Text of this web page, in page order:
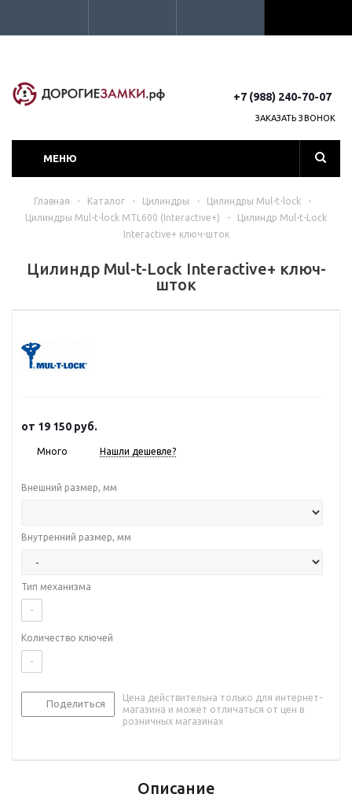
+7 (988) 240-70-07
ЗАКАЗАТЬ ЗВОНОК
МЕНЮ
Главная - Каталог - Цилиндры - Цилиндры Mul-t-lock
-
Цилиндры Mul-t-lock MTL600 (Interactive+)
-
Цилиндр Mul-t-Lock
Interactive+ ключ-шток
Цилиндр Mul-t-Lock Interactive+ ключ-
шток
от 19 150 руб.
Много Нашли дешевле?
Внешний размер, мм
Внутренний размер, мм
Тип механизма
-
Количество ключей
-
Поделиться
Цена действительна только для интернет-
магазина и может отличаться от цен в
розничных магазинах
Описание